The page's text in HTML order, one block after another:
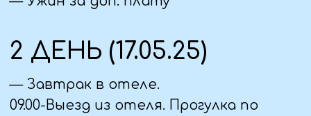
Оружие Победы", дом сержанта
Волгоградской шоколадной фабрики
"Конфил". Покупка сувениров,
продуктов питания
13: 00 - Обед в кафе города.
14: 00 - Отъезд домой.